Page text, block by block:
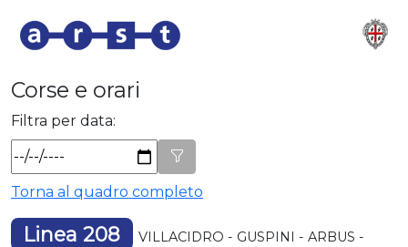
Corse e orari
Filtra per data:
Torna al quadro completo
Linea 208
VILLACIDRO - GUSPINI - ARBUS -